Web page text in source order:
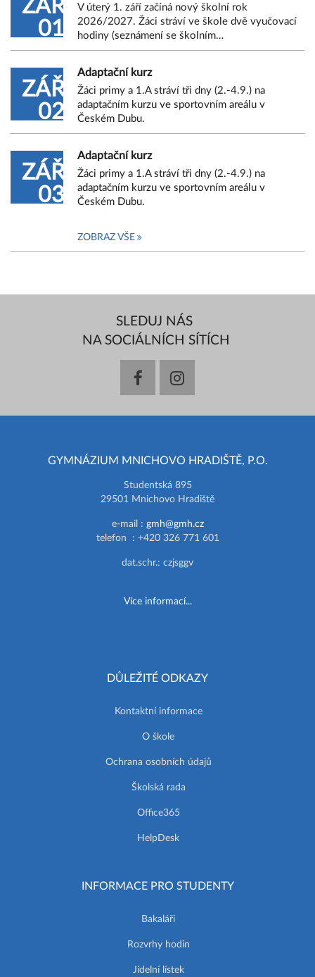
ZÁŘ
01
V úterý 1. září začíná nový školní rok
2026/2027. Žáci stráví ve škole dvě vyučovací
hodiny (seznámení se školním…
ZÁŘ
02
Adaptační kurz
Žáci primy a 1.A stráví tři dny (2.-4.9.) na
adaptačním kurzu ve sportovním areálu v
Českém Dubu.
ZÁŘ
03
Adaptační kurz
Žáci primy a 1.A stráví tři dny (2.-4.9.) na
adaptačním kurzu ve sportovním areálu v
Českém Dubu.
ZOBRAZ VŠE
SLEDUJ NÁS
NA SOCIÁLNÍCH SÍTÍCH
facebookinstagram
GYMNÁZIUM MNICHOVO HRADIŠTĚ, P.O.
Studentská 895
29501 Mnichovo Hradiště
e-mail : gmh@gmh.cz
telefon : +420 326 771 601
dat.schr.: czjsggv
Více informací...
DŮLEŽITÉ ODKAZY
Kontaktní informace
O škole
Ochrana osobních údajů
Školská rada
Office365
HelpDesk
INFORMACE PRO STUDENTY
Bakaláři
Rozvrhy hodin
Jídelní lístek